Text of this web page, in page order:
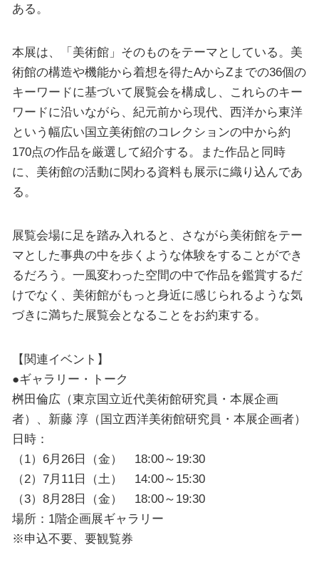
ある。
本展は、「美術館」そのものをテーマとしている。美
術館の構造や機能から着想を得たAからZまでの36個の
キーワードに基づいて展覧会を構成し、これらのキー
ワードに沿いながら、紀元前から現代、西洋から東洋
という幅広い国立美術館のコレクションの中から約
170点の作品を厳選して紹介する。また作品と同時
に、美術館の活動に関わる資料も展示に織り込んであ
る。
展覧会場に足を踏み入れると、さながら美術館をテー
マとした事典の中を歩くような体験をすることができ
るだろう。一風変わった空間の中で作品を鑑賞するだ
けでなく、美術館がもっと身近に感じられるような気
づきに満ちた展覧会となることをお約束する。
【関連イベント】
●ギャラリー・トーク
桝田倫広（東京国立近代美術館研究員・本展企画
者）、新藤 淳（国立西洋美術館研究員・本展企画者）
日時：
（1）6月26日（金） 18:00～19:30
（2）7月11日（土） 14:00～15:30
（3）8月28日（金） 18:00～19:30
場所：1階企画展ギャラリー
※申込不要、要観覧券